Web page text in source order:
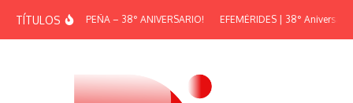
TÍTULOS¡GRAN PEÑA – 38° ANIVERSARIO! EFEMÉRIDES | 38°